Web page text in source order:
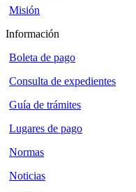
Misión
Información
Boleta de pago
Consulta de expedientes
Guía de trámites
Lugares de pago
Normas
Noticias